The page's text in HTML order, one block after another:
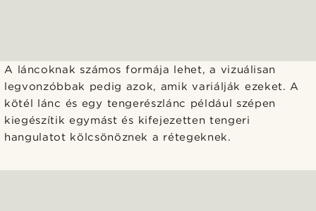
A láncoknak számos formája lehet, a vizuálisan
legvonzóbbak pedig azok, amik variálják ezeket. A
kötél lánc és egy tengerészlánc például szépen
kiegészítik egymást és kifejezetten tengeri
hangulatot kölcsönöznek a rétegeknek.